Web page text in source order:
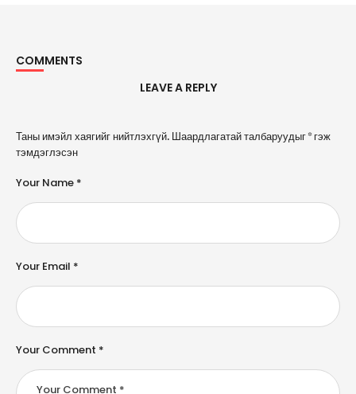
COMMENTS
LEAVE A REPLY
Таны имэйл хаягийг нийтлэхгүй. Шаардлагатай талбаруудыг*гэж
тэмдэглэсэн
Your Comment *
Your Name *
Your Email *
A
l
e
n
a
ti
e